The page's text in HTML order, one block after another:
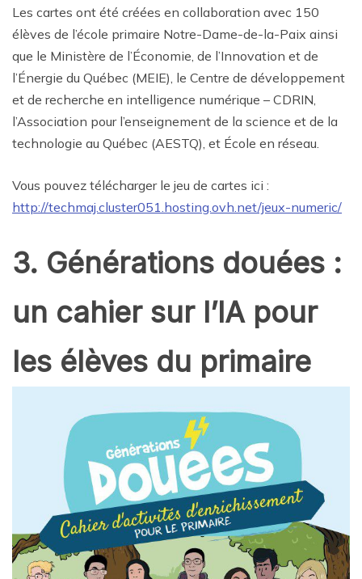
Les cartes ont été créées en collaboration avec 150
élèves de l’école primaire Notre-Dame-de-la-Paix ainsi
que le Ministère de l’Économie, de l’Innovation et de
l’Énergie du Québec (MEIE), le Centre de développement
et de recherche en intelligence numérique – CDRIN,
l’Association pour l’enseignement de la science et de la
technologie au Québec (AESTQ), et École en réseau.
Vous pouvez télécharger le jeu de cartes ici :
http://techmaj.cluster051.hosting.ovh.net/jeux-numeric/
3. Générations douées :
un cahier sur l’IA pour
les élèves du primaire